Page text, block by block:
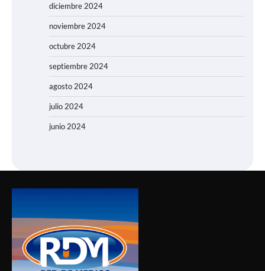
diciembre 2024
noviembre 2024
octubre 2024
septiembre 2024
agosto 2024
julio 2024
junio 2024